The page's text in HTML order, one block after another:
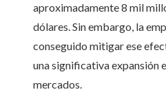
aproximadamente 8 mil
dólares. Sin embargo, la
conseguido mitigar ese
una significativa expansión
mercados.